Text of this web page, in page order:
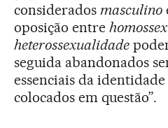
considerados masculino
oposição entre
heterossexualidade
seguida abandonados
essenciais da identidade
colocados em questão”.